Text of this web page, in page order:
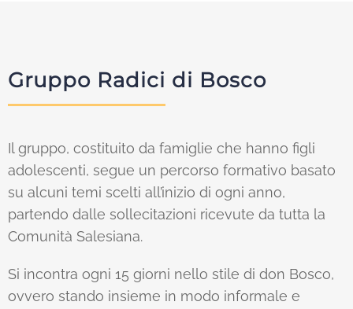
Gruppo Radici di Bosco
Il gruppo, costituito da famiglie che hanno figli
adolescenti, segue un percorso formativo basato
su alcuni temi scelti all’inizio di ogni anno,
partendo dalle sollecitazioni ricevute da tutta la
Comunità Salesiana.
Si incontra ogni 15 giorni nello stile di don Bosco,
ovvero stando insieme in modo informale e